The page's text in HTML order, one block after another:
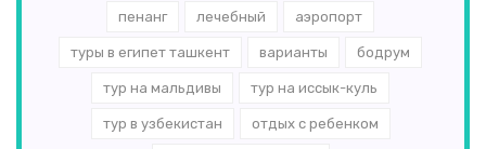
пенанг лечебный аэропорт
туры в египет ташкент варианты бодрум
тур на мальдивы тур на иссык-куль
тур в узбекистан отдых с ребенком